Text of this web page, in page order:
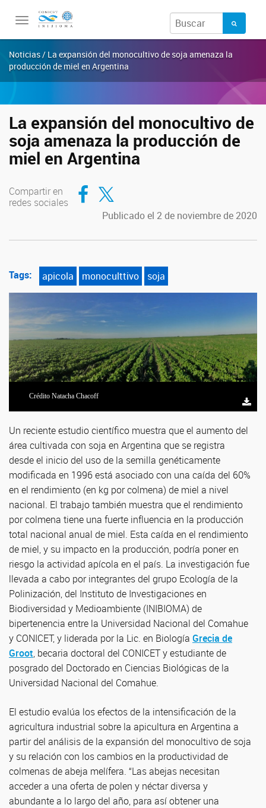
Toggle
Noticias / La expansión del monocultivo de soja amenaza la
producción de miel en Argentina
La expansión del monocultivo de
soja amenaza la producción de
miel en Argentina
Compartir en
redes sociales
Compartir en Facebook
Compartir en Twitter
Publicado el 2 de noviembre de 2020
Tags: apicola monoculttivo soja
Crédito Natacha Chacoff
Un reciente estudio científico muestra que el aumento del
área cultivada con soja en Argentina que se registra
desde el inicio del uso de la semilla genéticamente
modificada en 1996 está asociado con una caída del 60%
en el rendimiento (en kg por colmena) de miel a nivel
nacional. El trabajo también muestra que el rendimiento
por colmena tiene una fuerte influencia en la producción
total nacional anual de miel. Esta caída en el rendimiento
de miel, y su impacto en la producción, podría poner en
riesgo la actividad apícola en el país. La investigación fue
llevada a cabo por integrantes del grupo Ecología de la
Polinización, del Instituto de Investigaciones en
Biodiversidad y Medioambiente (INIBIOMA) de
bipertenencia entre la Universidad Nacional del Comahue
y CONICET, y liderada por la Lic. en Biología Grecia de
Groot, becaria doctoral del CONICET y estudiante de
posgrado del Doctorado en Ciencias Biológicas de la
Universidad Nacional del Comahue.
El estudio evalúa los efectos de la intensificación de la
agricultura industrial sobre la apicultura en Argentina a
partir del análisis de la expansión del monocultivo de soja
y su relación con los cambios en la productividad de
colmenas de abeja melífera. “Las abejas necesitan
acceder a una oferta de polen y néctar diversa y
abundante a lo largo del año, para así obtener una